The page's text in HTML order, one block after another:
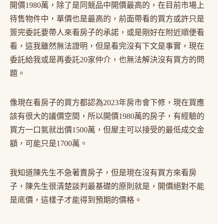
開價1980萬，除了是同競品中開價最高的，在目前市場上
待售物件中，單價也是最高的，前面帶看的買方或許只是
簽完委託要帶人來看房子的承諾，或是剛好在附近順便看
看，這我雖然無法證明，但是看完沒有下文是事實，現在
委託給我或是再委託20家仲介，也無法解決沒有買方的問
題。
像現在看房子的買方都認為2023年房市會下修，現在買應
該有很大的議價空間，所以開價1980萬的房子，有經驗的
買方一口氣就出價1500萬，但屋主可以接受的最低成交金
額，可能只是1700萬。
我知道陳先生不急著賣房子，但是現在沒有買方來看房
子，陳先生很清楚談判最基礎的原則就是，開價絕對不能
是底價，這樣子才能得到預期的價格。